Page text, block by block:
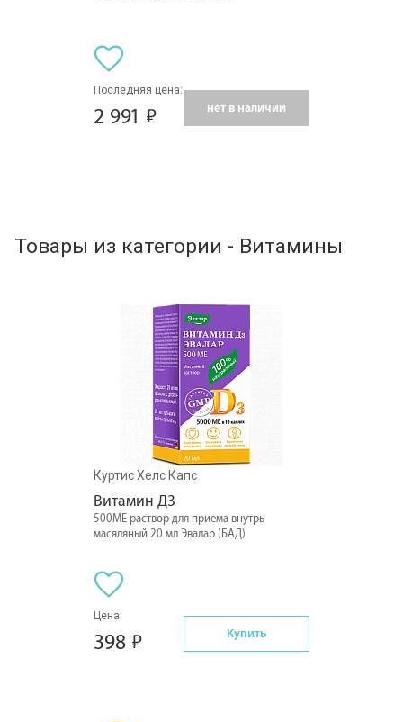
Последняя цена:
2 991 нет в наличии
Товары из категории - Витамины
Куртис Хелс Капс
Витамин Д3
500МЕ раствор для приема внутрь
масяляный 20 мл Эвалар (БАД)
Цена:
398 Купить